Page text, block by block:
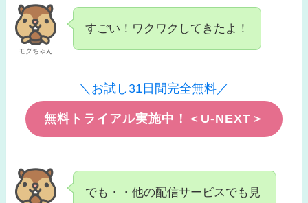
モグちゃん
すごい！ワクワクしてきたよ！
＼お試し31日間完全無料／
無料トライアル実施中！＜U-NEXT＞
でも・・他の配信サービスでも見